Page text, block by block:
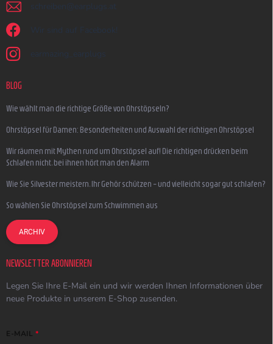
schreiben @ earplugs.at
Wir sind auf Facebook!
earmazing_earplugs
BLOG
Wie wählt man die richtige Größe von Ohrstöpseln?
Ohrstöpsel für Damen: Besonderheiten und Auswahl der richtigen Ohrstöpsel
Wir räumen mit Mythen rund um Ohrstöpsel auf! Die richtigen drücken beim
Schlafen nicht, bei ihnen hört man den Alarm
Wie Sie Silvester meistern, Ihr Gehör schützen – und vielleicht sogar gut schlafen?
So wählen Sie Ohrstöpsel zum Schwimmen aus
ARCHIV
NEWSLETTER ABONNIEREN
Legen Sie Ihre E-Mail ein und wir werden Ihnen Informationen über
neue Produkte in unserem E-Shop zusenden.
E-MAIL